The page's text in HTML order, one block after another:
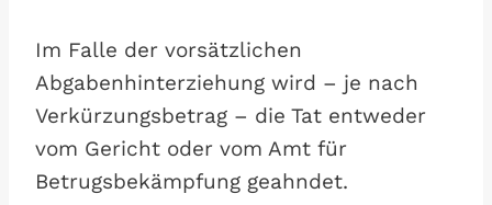
Im Falle der vorsätzlichen
Abgabenhinterziehung wird – je nach
Verkürzungsbetrag – die Tat entweder
vom Gericht oder vom Amt für
Betrugsbekämpfung geahndet.